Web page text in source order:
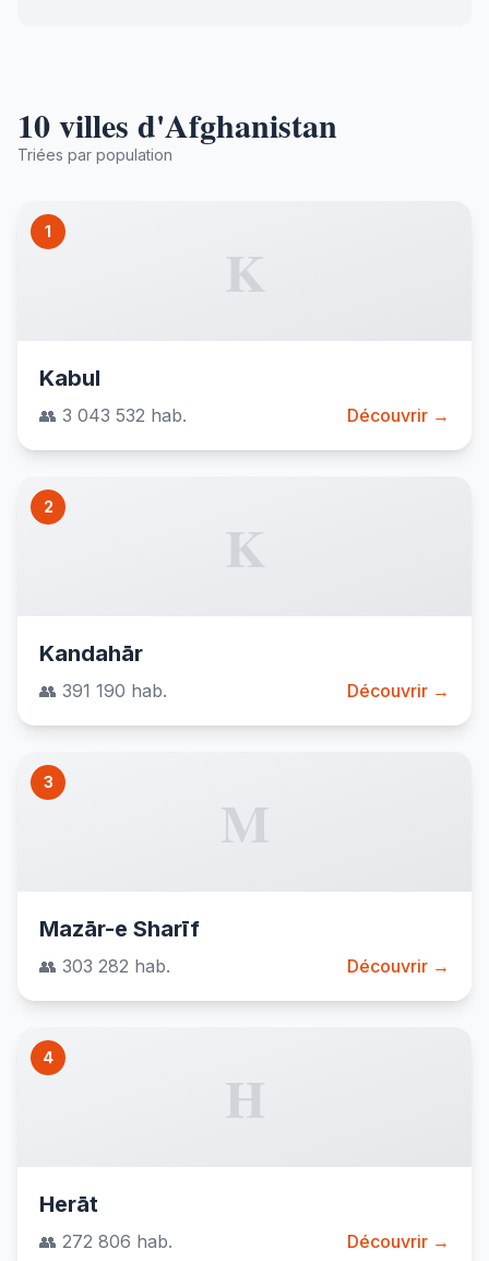
10 villes d'Afghanistan
Triées par population
1
K
Kabul
👥 3 043 532 hab. Découvrir →
2
K
Kandahār
👥 391 190 hab. Découvrir →
3
M
Mazār-e Sharīf
👥 303 282 hab. Découvrir →
4
H
Herāt
👥 272 806 hab. Découvrir →